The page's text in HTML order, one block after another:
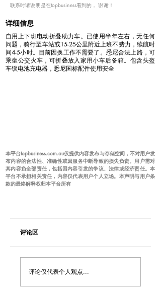
​联系时请说明是在topbusiness看到的， 谢谢！
详细信息
自用上下班电动折叠助力车。已使用半年左右，无任何
问题，骑行至车站或15-25公里附近上班不费力，续航时
间4-5小时。目前因换工作不需要了。悉尼合法上路，可
乘坐公交火车，可折叠放入家用小车后备箱。包含头盔
车锁电池充电器，悉尼国标配件使用安全
本平台topbusiness.com.au仅提供内容发布与存储空间，不对用户发
布内容的合法性、准确性或因服务中断导致的损失负责。用户需对
其内容负全部责任，包括因内容引发的争议、法律或经济责任。本
平台不承担相关责任，内容仅代表用户个人立场。本声明与用户条
款的最终解释权归本平台所有
评论区
评论仅代表个人观点...